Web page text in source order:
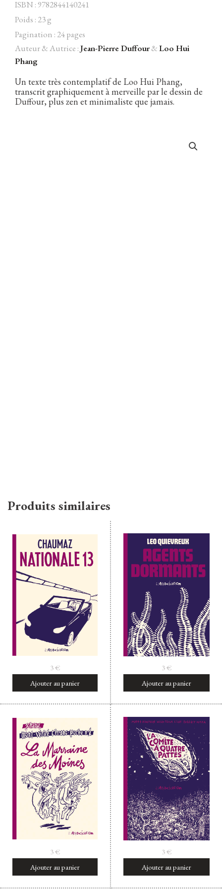
Facebook Instagram Twitter
Hébergé par Vixns
ISBN : 9782844140241
Poids : 23 g
Pagination : 24 pages
Auteur & Autrice :Jean-Pierre Duffour&Loo Hui
Phang
Un texte très contemplatif de Loo Hui Phang,
transcrit graphiquement à merveille par le dessin de
Duffour, plus zen et minimaliste que jamais.
Produits similaires
3€
Ajouter au panier
3€
Ajouter au panier
3€
Ajouter au panier
3€
Ajouter au panier